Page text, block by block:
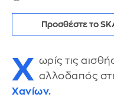
Προσθέστε το
Χ ωρίς τις
αλλοδαπός
Χανίων.